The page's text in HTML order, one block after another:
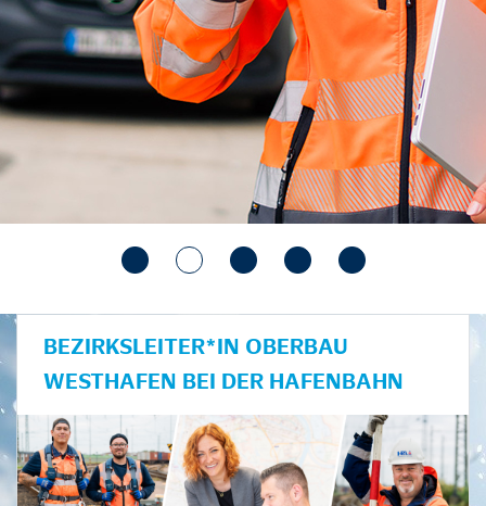
BEZIRKSLEITER*IN OBERBAU
WESTHAFEN BEI DER HAFENBAHN